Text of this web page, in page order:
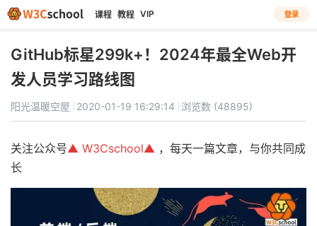
课程 教程 VIP 登录
GitHub标星299k+！2024年最全Web开
发人员学习路线图
阳光温暖空屋 2020-01-19 16:29:14 浏览数 (48895)
关注公众号▲ W3Cschool▲ ，每天一篇文章，与你共同成
长